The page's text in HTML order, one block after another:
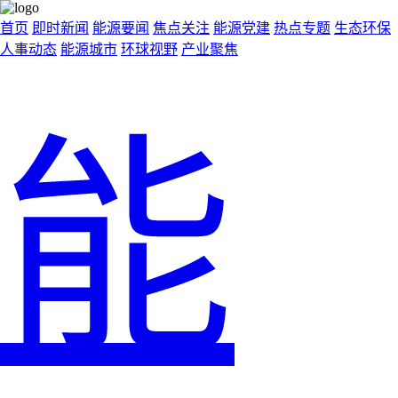
首页 即时新闻 能源要闻 焦点关注 能源党建 热点专题 生态环保
人事动态 能源城市 环球视野 产业聚焦
能